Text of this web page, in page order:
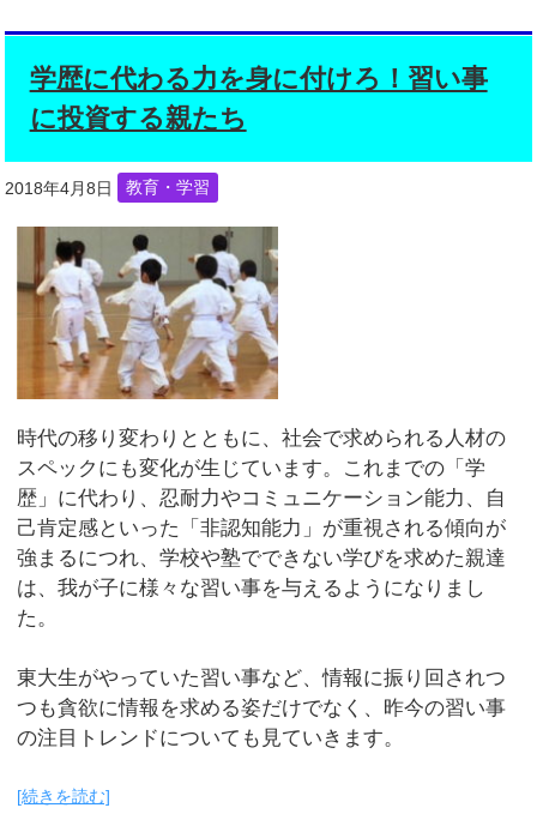
学歴に代わる力を身に付けろ！習い事
に投資する親たち
2018年4月8日 教育・学習
時代の移り変わりとともに、社会で求められる人材の
スペックにも変化が生じています。これまでの「学
歴」に代わり、忍耐力やコミュニケーション能力、自
己肯定感といった「非認知能力」が重視される傾向が
強まるにつれ、学校や塾でできない学びを求めた親達
は、我が子に様々な習い事を与えるようになりまし
た。
東大生がやっていた習い事など、情報に振り回されつ
つも貪欲に情報を求める姿だけでなく、昨今の習い事
の注目トレンドについても見ていきます。
[続きを読む]